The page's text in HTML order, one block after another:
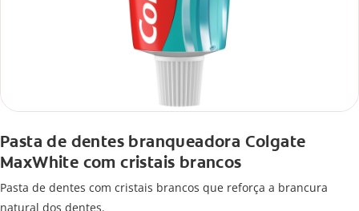
Pasta de dentes branqueadora Colgate
MaxWhite com cristais brancos
Pasta de dentes com cristais brancos que reforça a brancura
natural dos dentes.